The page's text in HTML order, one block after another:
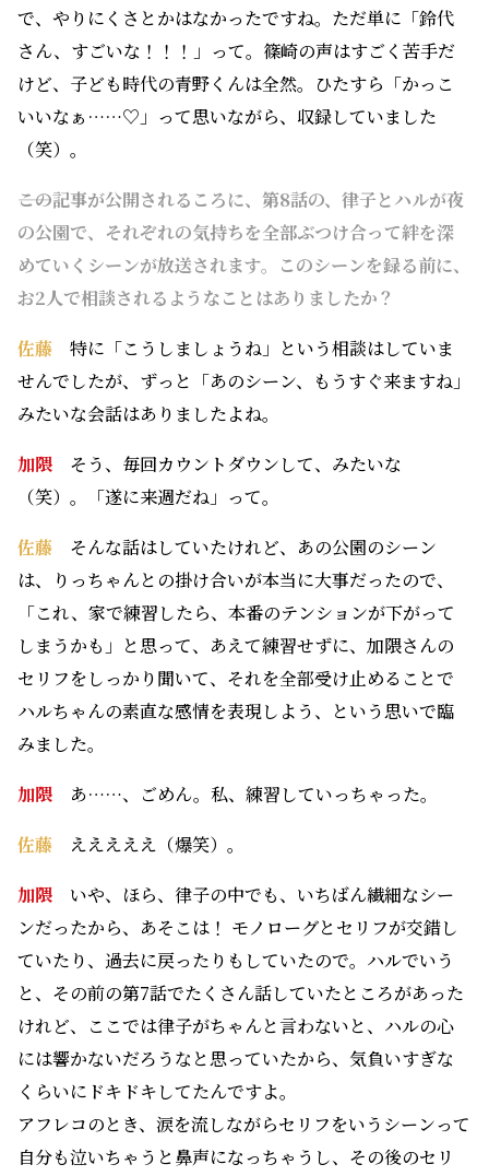
で、やりにくさとかはなかったですね。ただ単に「鈴代
さん、すごいな！！！」って。篠崎の声はすごく苦手だ
けど、子ども時代の青野くんは全然。ひたすら「かっこ
いいなぁ……♡」って思いながら、収録していました
（笑）。
――この記事が公開されるころに、第8話の、律子とハルが夜
の公園で、それぞれの気持ちを全部ぶつけ合って絆を深
めていくシーンが放送されます。このシーンを録る前に、
お2人で相談されるようなことはありましたか？
佐藤 特に「こうしましょうね」という相談はしていま
せんでしたが、ずっと「あのシーン、もうすぐ来ますね」
みたいな会話はありましたよね。
加隈 そう、毎回カウントダウンして、みたいな
（笑）。「遂に来週だね」って。
佐藤 そんな話はしていたけれど、あの公園のシーン
は、りっちゃんとの掛け合いが本当に大事だったので、
「これ、家で練習したら、本番のテンションが下がって
しまうかも」と思って、あえて練習せずに、加隈さんの
セリフをしっかり聞いて、それを全部受け止めることで
ハルちゃんの素直な感情を表現しよう、という思いで臨
みました。
加隈 あ……、ごめん。私、練習していっちゃった。
佐藤 えええええ（爆笑）。
加隈 いや、ほら、律子の中でも、いちばん繊細なシー
ンだったから、あそこは！ モノローグとセリフが交錯し
ていたり、過去に戻ったりもしていたので。ハルでいう
と、その前の第7話でたくさん話していたところがあった
けれど、ここでは律子がちゃんと言わないと、ハルの心
には響かないだろうなと思っていたから、気負いすぎな
くらいにドキドキしてたんですよ。
アフレコのとき、涙を流しながらセリフをいうシーンって
自分も泣いちゃうと鼻声になっちゃうし、その後のセリ